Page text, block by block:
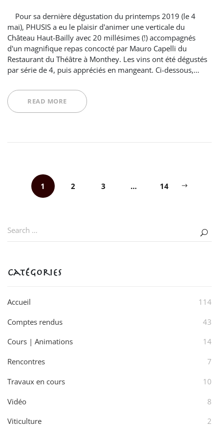
Pour sa dernière dégustation du printemps 2019 (le 4
mai), PHUSIS a eu le plaisir d'animer une verticale du
Château Haut-Bailly avec 20 millésimes (!) accompagnés
d'un magnifique repas concocté par Mauro Capelli du
Restaurant du Théâtre à Monthey. Les vins ont été dégustés
par série de 4, puis appréciés en mangeant. Ci-dessous,…
READ MORE
1 2 3 … 14
Catégories
Accueil 114
Comptes rendus 43
Cours | Animations 14
Rencontres 7
Travaux en cours 10
Vidéo 8
Viticulture 2